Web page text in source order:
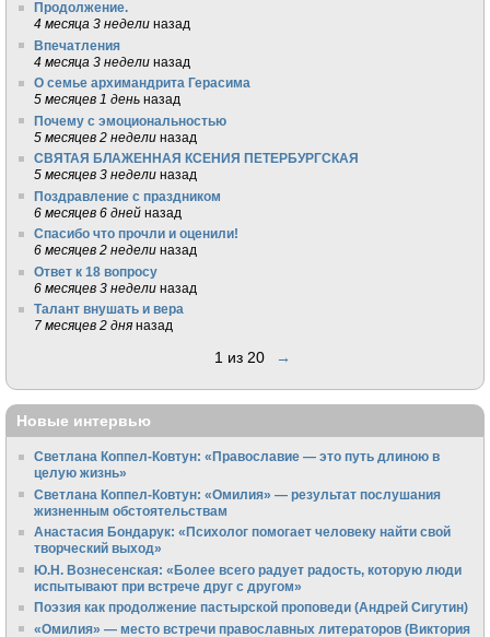
Продолжение.
4 месяца 3 недели назад
Впечатления
4 месяца 3 недели назад
О семье архимандрита Герасима
5 месяцев 1 день назад
Почему с эмоциональностью
5 месяцев 2 недели назад
СВЯТАЯ БЛАЖЕННАЯ КСЕНИЯ ПЕТЕРБУРГСКАЯ
5 месяцев 3 недели назад
Поздравление с праздником
6 месяцев 6 дней назад
Спасибо что прочли и оценили!
6 месяцев 2 недели назад
Ответ к 18 вопросу
6 месяцев 3 недели назад
Талант внушать и вера
7 месяцев 2 дня назад
1 из 20 →
Новые интервью
Светлана Коппел-Ковтун: «Православие — это путь длиною в
целую жизнь»
Светлана Коппел-Ковтун: «Омилия» — результат послушания
жизненным обстоятельствам
Анастасия Бондарук: «Психолог помогает человеку найти свой
творческий выход»
Ю.Н. Вознесенская: «Более всего радует радость, которую люди
испытывают при встрече друг с другом»
Поэзия как продолжение пастырской проповеди (Андрей Сигутин)
«Омилия» — место встречи православных литераторов (Виктория